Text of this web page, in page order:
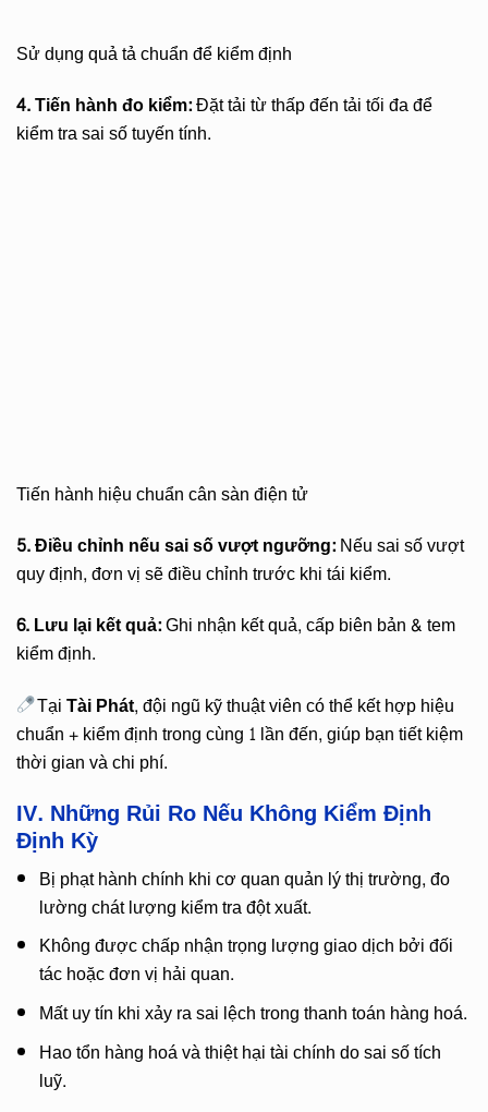
Sử dụng quả tả chuẩn để kiểm định
4. Tiến hành đo kiểm:Đặt tải từ thấp đến tải tối đa để
kiểm tra sai số tuyến tính.
Tiến hành hiệu chuẩn cân sàn điện tử
5. Điều chỉnh nếu sai số vượt ngưỡng:Nếu sai số vượt
quy định, đơn vị sẽ điều chỉnh trước khi tái kiểm.
6. Lưu lại kết quả:Ghi nhận kết quả, cấp biên bản & tem
kiểm định.
TạiTài Phát, đội ngũ kỹ thuật viên có thể kết hợp hiệu
chuẩn + kiểm định trong cùng 1 lần đến, giúp bạn tiết kiệm
thời gian và chi phí.
IV. Những Rủi Ro Nếu Không Kiểm Định
Định Kỳ
Bị phạt hành chính khi cơ quan quản lý thị trường, đo
lường chát lượng kiểm tra đột xuất.
Không được chấp nhận trọng lượng giao dịch bởi đối
tác hoặc đơn vị hải quan.
Mất uy tín khi xảy ra sai lệch trong thanh toán hàng hoá.
Hao tổn hàng hoá và thiệt hại tài chính do sai số tích
luỹ.